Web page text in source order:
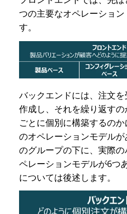
つの主要なオペレーション
す。
バックエンドには、注文
作成し、それを繰り返す
ごとに個別に構築するの
のオペレーションモデル
のグループの下に、実際
ペレーションモデルが6つ
については後述します。